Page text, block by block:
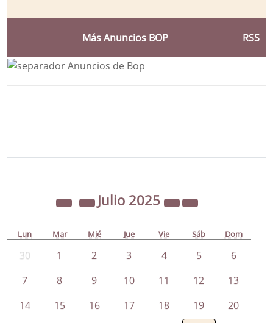
Más Anuncios BOP RSS
Julio 2025
Lun Mar Mié Jue Vie Sáb Dom
30 1 2 3 4 5
6
7
8 9 10 11 12
13
14
15 16 17 18 19 20